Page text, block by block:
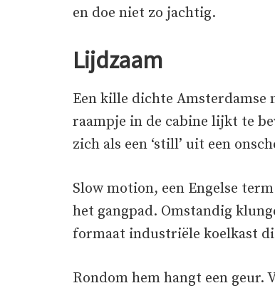
en doe niet zo jachtig.
Lijdzaam
Een kille dichte
raampje in de cabine lijkt te
zich als een ‘still’ uit een
Slow motion, een Engelse
het gangpad. Omstandig
formaat industriële koelkast
Rondom hem hangt een geur.